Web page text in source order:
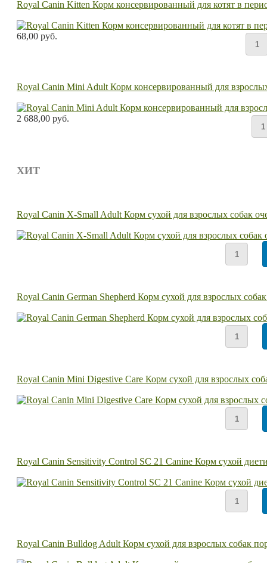
Royal Canin Kitten Корм консервированный для котят в
68,00 руб.
Royal Canin Mini Adult Корм консервированный для
2 688,00 руб.
ХИТ
Royal Canin X-Small Adult Корм сухой для взрослых собак
Royal Canin German Shepherd Корм сухой для взрослых
Royal Canin Mini Digestive Care Корм сухой для взрослых
Royal Canin Sensitivity Control SC 21 Canine Корм сухой
Royal Canin Bulldog Adult Корм сухой для взрослых собак